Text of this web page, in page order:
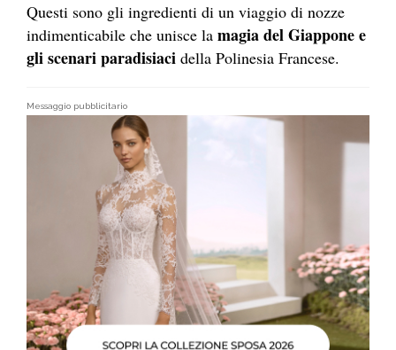
Questi sono gli ingredienti di un viaggio di nozze
indimenticabile che unisce la magia del Giappone e
gli scenari paradisiaci della Polinesia Francese.
Messaggio pubblicitario